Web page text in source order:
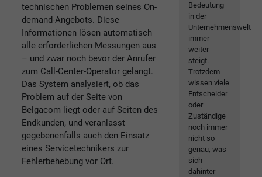
technischen Problemen seines On-
demand-Angebots. Diese
Informationen lösen automatisch
alle erforderlichen Messungen aus
– und zwar noch bevor der Anrufer
zum Call-Center-Operator gelangt.
Das System analysiert, ob das
Problem auf der Seite von
Belgacom liegt oder auf Seiten des
Endkunden, und veranlasst
gegebenenfalls auch den Einsatz
eines Servicetechnikers zur
Fehlerbehebung vor Ort.
Bedeutung
in der
Unternehmenswelt
immer
weiter
steigt.
Trotzdem
wissen viele
Entscheider
oder
Zuständige
noch immer
nicht so
genau, was
sich
dahinter